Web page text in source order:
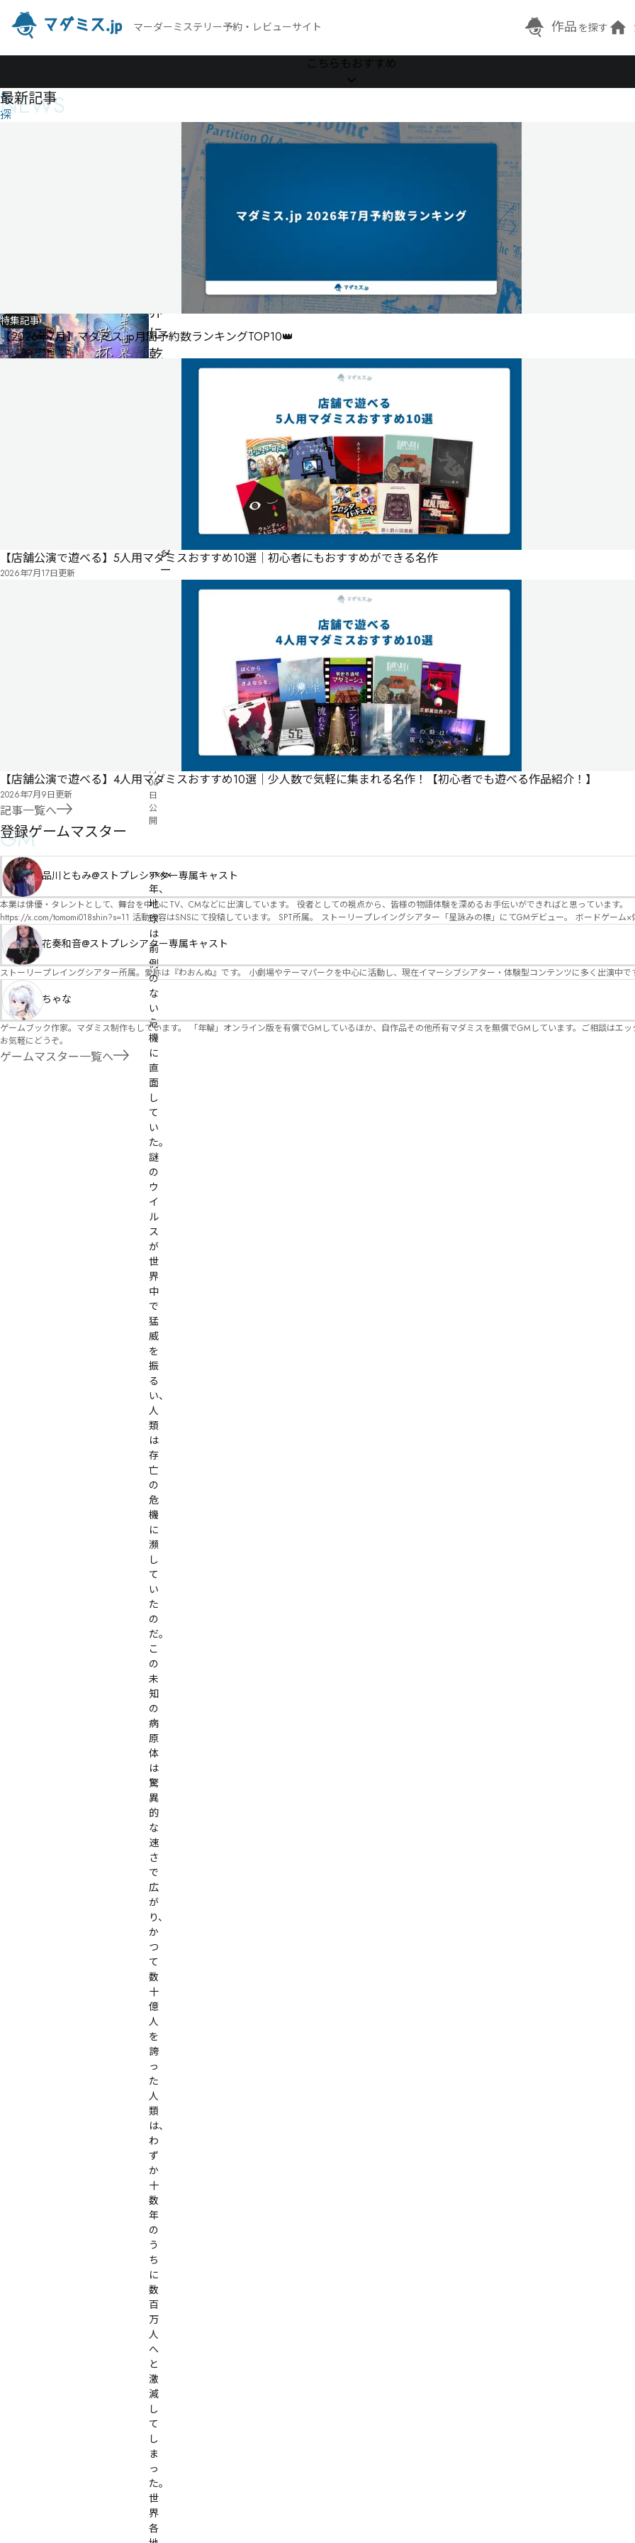
マーダーミステリー予約・レビューサイト 作品 を探す
を
探
界
に
乾
タ
ー
月
06
日
公
開
××××
年、
地
球
は
前
例
の
な
い
危
機
に
直
面
し
て
い
た。
謎
の
ウ
イ
ル
ス
が
世
界
中
で
猛
威
を
振
る
い、
人
類
は
存
亡
の
危
機
に
瀕
し
て
い
た
の
だ。
こ
の
未
知
の
病
原
体
は
驚
異
的
な
速
さ
で
広
が
り、
か
つ
て
数
十
億
人
を
誇
っ
た
人
類
は、
わ
ず
か
十
数
年
の
う
ち
に
数
百
万
人
へ
と
激
減
し
て
し
ま
っ
た。
世
界
各
こちらもおすすめ
NEWS
最新記事
特集記事
【2026年7月】マダミス.jp月間予約数ランキングTOP10👑
2026年8月3日更新
【店舗公演で遊べる】5人用マダミスおすすめ10選｜初心者にもおすすめができる名作
2026年7月17日更新
【店舗公演で遊べる】4人用マダミスおすすめ10選｜少人数で気軽に集まれる名作！【初心者でも遊べる作品紹介！】
2026年7月9日更新
記事一覧へ
GM
登録ゲームマスター
品川ともみ@ストプレシアター専属キャスト
本業は俳優・タレントとして、舞台を中心にTV、CMなどに出演しています。 役者としての視点から、皆様の物語体験を深めるお手伝いができればと思っています。
https://x.com/tomomi018shin?s=11 活動内容はSNSにて投稿しています。 SPT所属。 ストーリープレイングシアター「星詠みの標」にてGMデビュー。 ボードゲーム×体感型演劇 イマ
ーシブカフェ「コアクト」(不定期開催)出演中。
花奏和音@ストプレシアター専属キャスト
ストーリープレイングシアター所属。愛称は『わおんぬ』です。 小劇場やテーマパークを中心に活動し、現在イマーシブシアター・体験型コンテンツに多く出演中で
ちゃな
ゲームブック作家。マダミス制作もしています。 「年輪」オンライン版を有償でGMしているほか、自作品その他所有マダミスを無償でGMしています。ご相談はエッ
お気軽にどうぞ。
ゲームマスター一覧へ